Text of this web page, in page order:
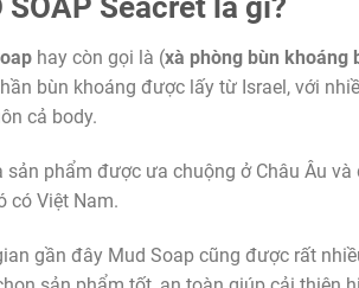
SOAP Seacret là gì?
hay còn gọi là (xà phòng bùn khoáng
bùn khoáng được lấy từ Israel, với
cả body.
phẩm được ưa chuộng ở Châu Âu và
có Việt Nam.
gần đây Mud Soap cũng được rất